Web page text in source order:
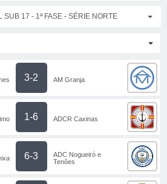
17 - 1ª FASE - SÉRIE NORTE
3-2 AM Granja
1-6 ADCR Caxinas
6-3
ADC Nogueiró e
Tenões